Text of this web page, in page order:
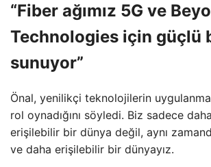
“Fiber ağımız 5G ve
Technologies için güçlü
sunuyor”
Önal, yenilikçi teknolojilerin
rol oynadığını söyledi. Biz sadece
erişilebilir bir dünya değil, aynı
ve daha erişilebilir bir dünyayız.